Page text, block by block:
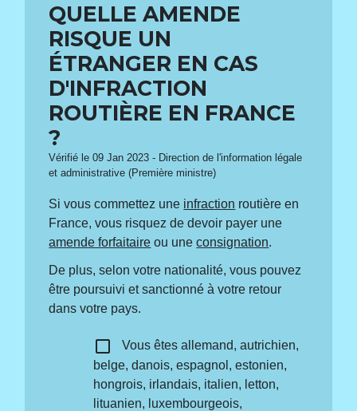
QUELLE AMENDE
RISQUE UN
ÉTRANGER EN CAS
D'INFRACTION
ROUTIÈRE EN FRANCE
?
Vérifié le 09 Jan 2023 - Direction de l'information légale
et administrative (Première ministre)
Si vous commettez une infraction routière en
France, vous risquez de devoir payer une
amende forfaitaire ou uneconsignation.
De plus, selon votre nationalité, vous pouvez
être poursuivi et sanctionné à votre retour
dans votre pays.
check_box_outline_blank
Vous êtes allemand, autrichien,
belge, danois, espagnol, estonien,
hongrois, irlandais, italien, letton,
lituanien, luxembourgeois,